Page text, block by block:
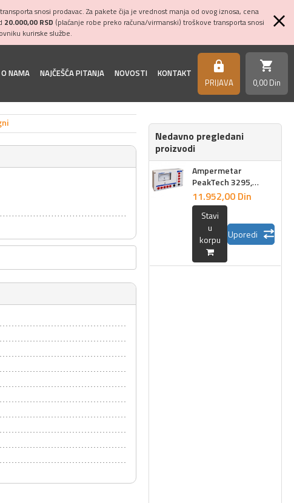
snosi prodavac. Za pakete čija je vrednost manja od ovog iznosa, cena
20.000,00 RSD (plaćanje robe preko računa/virmanski) troškove transporta snosi
kurirske službe.
O NAMA NAJČEŠĆA PITANJA NOVOSTI KONTAKT https
PRIJAVA
shopping_cart
0,00 Din
Nedavno pregledani
proizvodi
Ampermetar
PeakTech 3295,
analogni
11.952,00 Din
Stavi
u
korpu
Uporedi